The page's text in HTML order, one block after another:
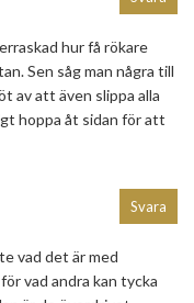
hur få rökare
Sen såg man några till
av att även slippa alla
hoppa åt sidan för att
vad det är med
vad andra kan tycka
Svara